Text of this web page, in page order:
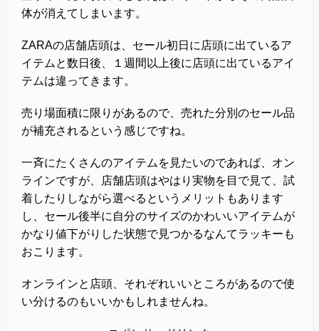
体が消えてしまいます。
ZARAの店舗店頭は、セール初日に店頭に出ているア
イテムと数日後、１週間以上後に店頭に出ているアイ
テムは違ってきます。
売り場面積に限りがあるので、売れた分別のセール品
が補充されるという感じですね。
一斉にたくさんのアイテムを見たいのであれば、オン
ラインですが、店舗店頭はやはり実物を目で見て、試
着したりしながら選べるというメリットもあります
し、セール後半に自分のサイズのかわいいアイテムが
かなり値下がりした状態で見つかるなんてラッキーも
おこります。
オンラインと店頭、それぞれいいところがあるので使
い分けるのもいいかもしれませんね。